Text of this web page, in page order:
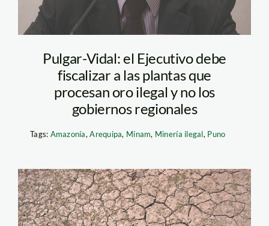
Pulgar-Vidal: el Ejecutivo debe
fiscalizar a las plantas que
procesan oro ilegal y no los
gobiernos regionales
Tags: Amazonía,Arequipa, Minam, Minería ilegal, Puno
tierra seca